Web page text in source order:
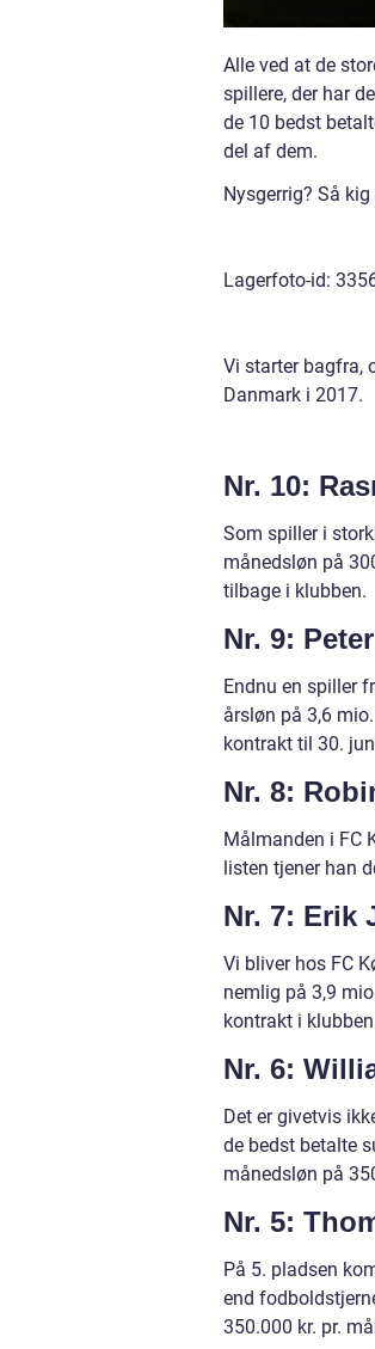
Alle ved at de
spillere, der har
de 10 bedst
del af dem.
Nysgerrig? Så
Lagerfoto-id:
Vi starter bagfra,
Danmark i 2017.
Nr. 10:
Som spiller i
månedsløn på
tilbage i klubben.
Nr. 9:
Endnu en spiller
årsløn på 3,6
kontrakt til 30.
Nr. 8:
Målmanden i FC
listen tjener han
Nr. 7: Erik
Vi bliver hos FC
nemlig på 3,9
kontrakt i
Nr. 6:
Det er givetvis
de bedst betalte
månedsløn på
Nr. 5:
På 5. pladsen
end
350.000 kr. pr.